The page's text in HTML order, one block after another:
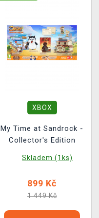
XBOX
My Time at Sandrock -
Collector's Edition
Skladem (1ks)
899 Kč
1 449 Kč